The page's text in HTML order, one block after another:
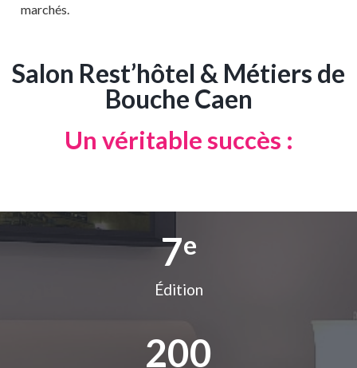
marchés.
Salon Rest’hôtel & Métiers de
Bouche Caen
Un véritable succès :
7e
Édition
200